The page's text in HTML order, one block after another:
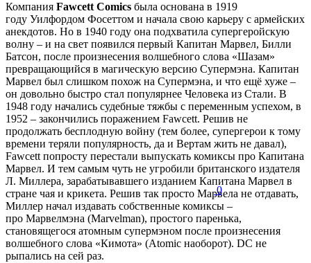
Компания Fawcett Comics была основана в 1919
году Уилфордом Фосеттом и начала свою карьеру с армейских
анекдотов. Но в 1940 году она подхватила супергеройскую
волну – и на свет появился первый Капитан Марвел, Билли
Батсон, после произнесения волшебного слова «Шазам»
превращающийся в магическую версию Супермэна. Капитан
Марвел был слишком похож на Супермэна, и что ещё хуже –
он довольно быстро стал популярнее Человека из Стали. В
1948 году начались судебные тяжбы с переменным успехом, в
1952 – закончились поражением Fawcett. Решив не
продолжать бесплодную войну (тем более, супергерои к тому
времени теряли популярность, да и Вертам жить не давал),
Fawcett попросту перестали выпускать комиксы про Капитана
Марвел. И тем самым чуть не угробили британского издателя
Л. Миллера, зарабатывавшего изданием Капитана Марвел в
стране чая и крикета. Решив так просто Марвела не отдавать,
Миллер начал издавать собственные комиксы –
про Марвелмэна (Marvelman), простого паренька,
становящегося атомным супермэном после произнесения
волшебного слова «Кимота» (Atomic наоборот). DC не
рыпались на сей раз.
0